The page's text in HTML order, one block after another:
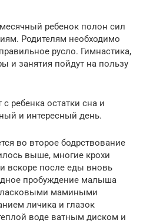
ребенок полон сил
Родителям необходимо
русло. Гимнастика,
и занятия пойдут на пользу
ребенка остатки сна и
и интересный день.
во второе бодрствование
выше, многие крохи
вскоре после еды вновь
пробуждение малыша
мамиными
личика и глазок
воде ватным диском и